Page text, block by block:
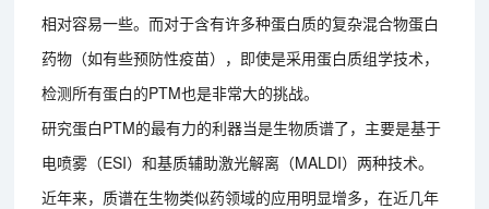
相对容易一些。而对于含有许多种蛋白质的复杂混合物蛋白
药物（如有些预防性疫苗），即使是采用蛋白质组学技术，
检测所有蛋白的PTM也是非常大的挑战。
研究蛋白PTM的最有力的利器当是生物质谱了，主要是基于
电喷雾（ESI）和基质辅助激光解离（MALDI）两种技术。
近年来，质谱在生物类似药领域的应用明显增多，在近几年